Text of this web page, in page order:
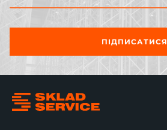
ПІДПИСАТИСЯ